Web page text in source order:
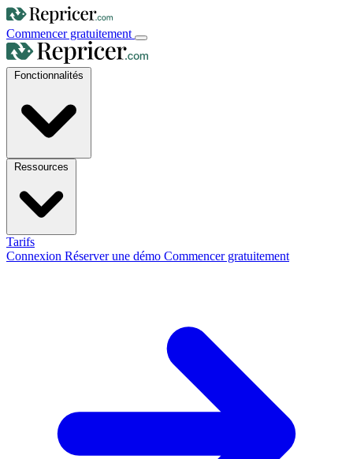
Commencer gratuitement
Tarifs
Connexion Réserver une démo Commencer gratuitement